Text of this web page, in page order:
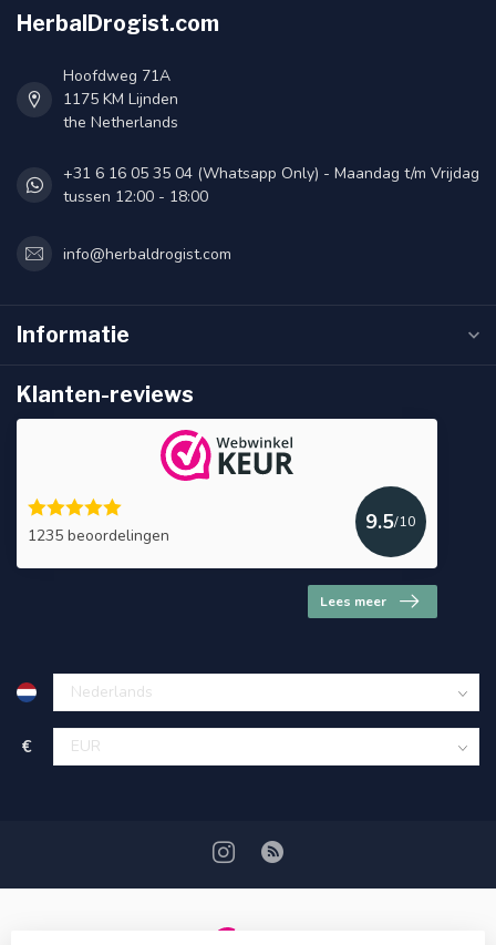
HerbalDrogist.com
Hoofdweg 71A
1175 KM Lijnden
the Netherlands
+31 6 16 05 35 04 (Whatsapp Only) - Maandag t/m Vrijdag
tussen 12:00 - 18:00
info@herbaldrogist.com
Informatie
Klanten-reviews
1235 beoordelingen
9.5/10
Lees meer
€